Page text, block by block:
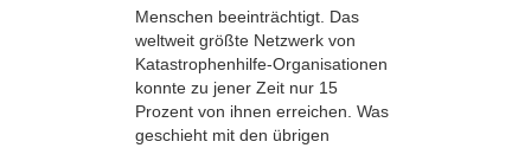
Menschen beeinträchtigt. Das
weltweit größte Netzwerk von
Katastrophenhilfe-Organisationen
konnte zu jener Zeit nur 15
Prozent von ihnen erreichen. Was
geschieht mit den übrigen